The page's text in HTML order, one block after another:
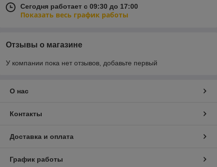
Сегодня работает с 09:30 до 17:00
Показать весь график работы
Отзывы о магазине
У компании пока нет отзывов, добавьте первый
О нас
Контакты
Доставка и оплата
График работы